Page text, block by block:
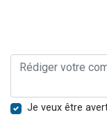
Je veux être